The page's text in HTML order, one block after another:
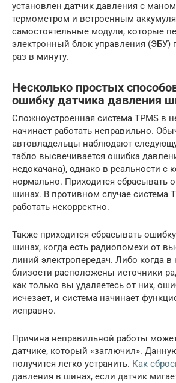
установлен датчик давления с
термометром и встроенным
самостоятельные модули, которые
электронный блок управления (ЭБУ)
раз в минуту.
Несколько простых
ошибку датчика давления
Сложноустроенная система TPMS в
начинает работать неправильно.
автовладельцы наблюдают
табло высвечивается ошибка
недокачана), однако в реальности с
нормально. Приходится сбрасывать
шинах. В противном случае система
работать некорректно.
Также приходится сбрасывать
шинах, когда есть радиопомехи от
линий электропередач. Либо когда в
близости расположены источники
как только вы удаляетесь от них,
исчезает, и система начинает
исправно.
Причина неправильной работы
датчике, который «заглючил».
получится легко устранить. Как
давления в шинах, если датчик